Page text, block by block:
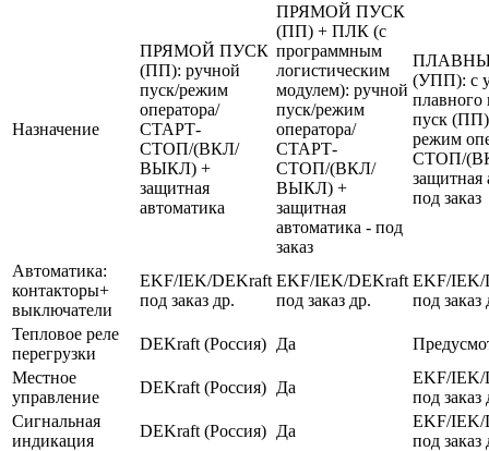
Назначение
ПРЯМОЙ ПУСК
(ПП): ручной
пуск/режим
оператора/
СТАРТ-
СТОП/(ВКЛ/
ВЫКЛ) +
защитная
автоматика
ПРЯМОЙ ПУСК
(ПП) + ПЛК (с
программным
логистическим
модулем): ручной
пуск/режим
оператора/
СТАРТ-
СТОП/(ВКЛ/
ВЫКЛ) +
защитная
автоматика - под
заказ
(УПП): с
плавного
пуск
режим
СТОП/
защитная
под заказ
Автоматика:
контакторы+
выключатели
EKF/IEK/DEKraft
под заказ др.
EKF/IEK/DEKraft
под заказ др.
EKF/IEK/
под заказ
Тепловое реле
перегрузки
DEKraft (Россия) Да
Местное
управление
DEKraft (Россия) Да
EKF/IEK/
под заказ
Сигнальная
индикация
DEKraft (Россия) Да
EKF/IEK/
под заказ